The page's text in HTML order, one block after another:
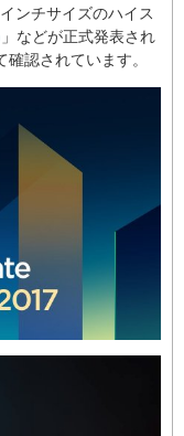
ンチサイズのハイス
」などが正式発表され
認されています。